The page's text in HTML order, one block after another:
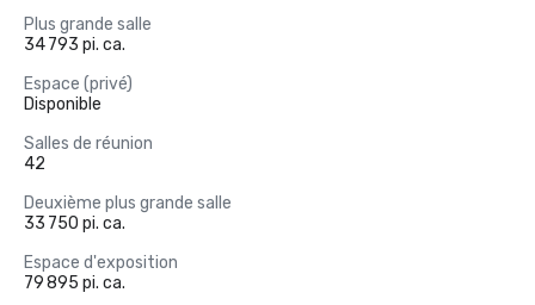
Plus grande salle
34 793 pi. ca.
Espace (privé)
Disponible
Salles de réunion
42
Deuxième plus grande salle
33 750 pi. ca.
Espace d'exposition
79 895 pi. ca.